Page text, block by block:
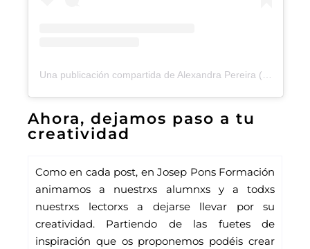
Una publicación compartida de Alexandra Pereira (@alexandrapereira)
Ahora, dejamos paso a tu
creatividad
Como en cada post, en Josep Pons Formación
animamos a nuestrxs alumnxs y a todxs
nuestrxs lectorxs a dejarse llevar por su
creatividad. Partiendo de las fuetes de
inspiración que os proponemos podéis crear